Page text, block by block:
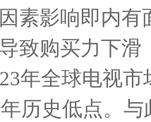
素影响即内
致购买力下
年全球电视
历史低点。与